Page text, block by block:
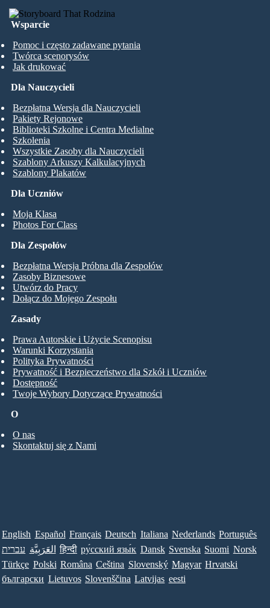
Wsparcie
Pomoc i często zadawane pytania
Twórca scenorysów
Jak drukować
Dla Uczniów
Moja Klasa
Photos For Class
Dla Nauczycieli
Bezpłatna Wersja dla Nauczycieli
Pakiety Rejonowe
Biblioteki Szkolne i Centra Medialne
Szkolenia
Wszystkie Zasoby dla Nauczycieli
Szablony Arkuszy Kalkulacyjnych
Szablony Plakatów
Dla Zespołów
Bezpłatna Wersja Próbna dla Zespołów
Zasoby Biznesowe
Utwórz do Pracy
Dołącz do Mojego Zespołu
O
O nas
Skontaktuj się z Nami
Zasady
Prawa Autorskie i Użycie Scenopisu
Warunki Korzystania
Polityka Prywatności
Prywatność i Bezpieczeństwo dla Szkół i Uczniów
Dostępność
Twoje Wybory Dotyczące Prywatności
English Español Français Deutsch Italiana Nederlands Português
עברית العَرَبِيَّة हिन्दी ру́сский язы́к Dansk Svenska Suomi Norsk
Türkçe Polski Româna Ceština Slovenský Magyar Hrvatski
български Lietuvos Slovenščina Latvijas eesti